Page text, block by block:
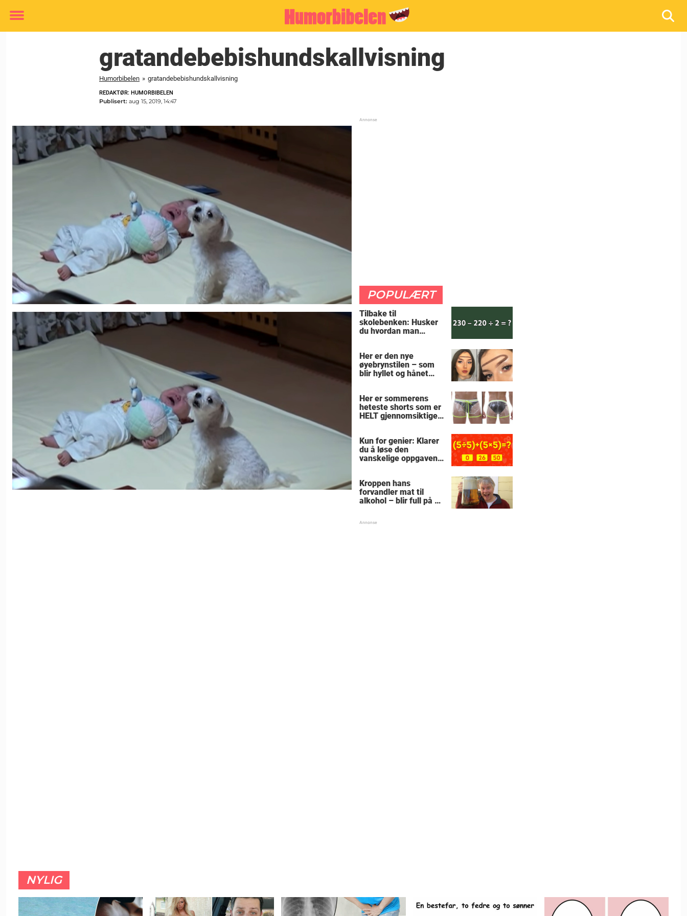
Toggle
gratandebebishundskallvisning
Humorbibelen » gratandebebishundskallvisning
REDAKTØR: HUMORBIBELEN
Publisert: aug 15, 2019, 14:47
POPULÆRT
Tilbake til
skolebenken: Husker
du hvordan man
Her er den nye
øyebrynstilen – som
blir hyllet og hånet
Her er sommerens
heteste shorts som er
HELT gjennomsiktige
Kun for genier: Klarer
du å løse den
vanskelige oppgaven
Kroppen hans
forvandler mat til
alkohol – blir full på et
rundt i sirkler"
NYLIG